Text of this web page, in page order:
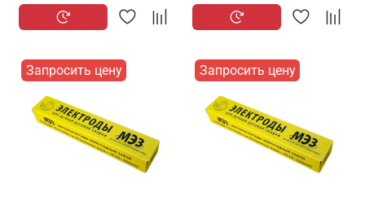
Запросить цену Запросить цену